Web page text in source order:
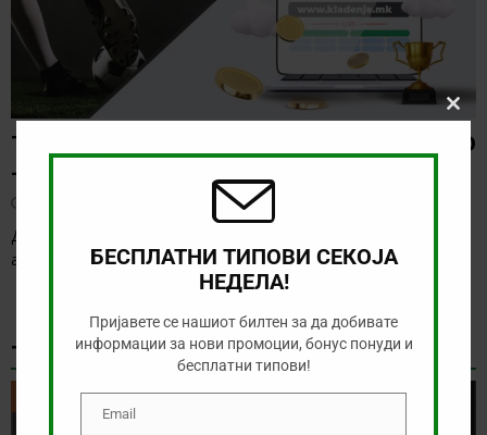
ТИП НА ДЕНОТ (08.08.2026, 21:00) ГРЕМИО
– САО ПАОЛО
Денес нема голема понуда за обложување, а ние ќе го
анализираме дуелот од бразилското првенство[…]
ТИКЕТ НА ДЕНОТ
ТИКЕТ НА ДЕНОТ
БЕСПЛАТНИ ТИПОВИ СЕКОЈА
НЕДЕЛА!
Пријавете се нашиот билтен за да добивате
информации за нови промоции, бонус понуди и
бесплатни типови!
EmailEmail